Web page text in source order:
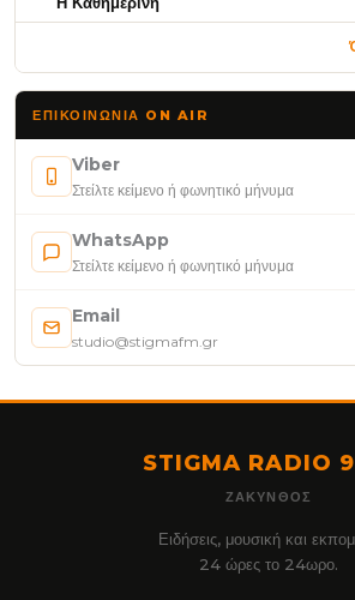
ΕΠΙΚΟΙΝΩΝΊΑ ON AIR
Viber
Στείλτε κείμενο ή φωνητικό μήνυμα
WhatsApp
Στείλτε κείμενο ή φωνητικό μήνυμα
Email
studio@stigmafm.gr
STIGMA RADIO
ΖΆΚΥΝΘΟΣ
Ειδήσεις, μουσική και
24 ώρες το 24ωρο.